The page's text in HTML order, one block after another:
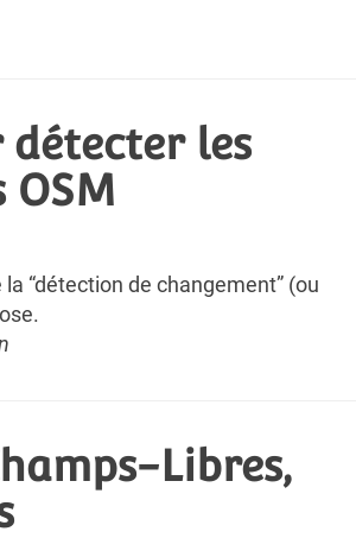
les
OSM
“détection de changement” (ou
Libres,